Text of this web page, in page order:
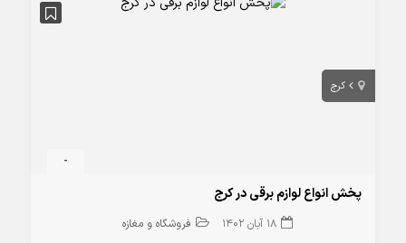
کرج
-
پخش انواع لوازم برقی در کرج
18 آبان 1402 فروشگاه و مغازه